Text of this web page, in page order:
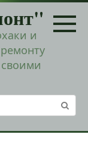
и